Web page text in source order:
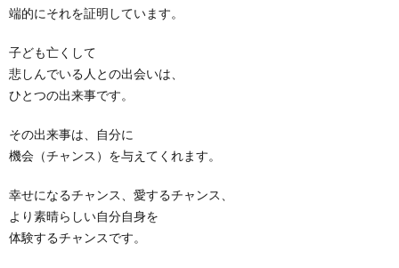
端的にそれを証明しています。
子ども亡くして
悲しんでいる人との出会いは、
ひとつの出来事です。
その出来事は、自分に
機会（チャンス）を与えてくれます。
幸せになるチャンス、愛するチャンス、
より素晴らしい自分自身を
体験するチャンスです。